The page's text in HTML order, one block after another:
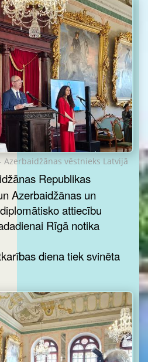
vēstnieks Latvijā
Republikas
Azerbaidžānas un
attiecību
Rīgā notika
diena tiek svinēta